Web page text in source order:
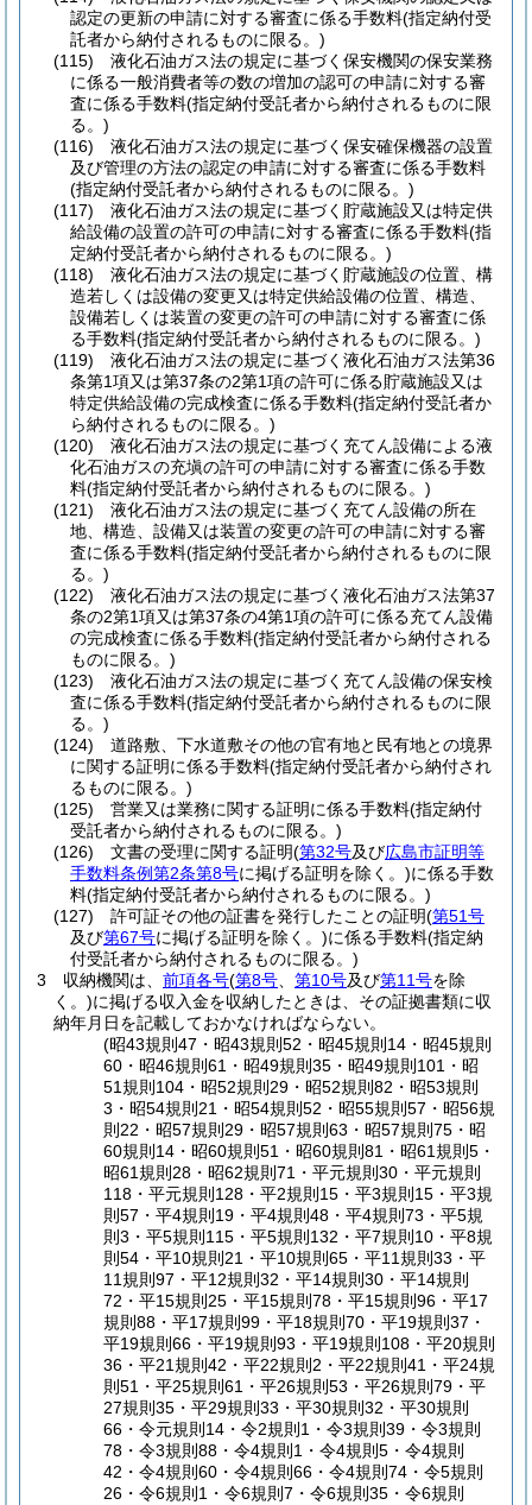
認定の更新の申請に対する審査に係る手数料(指定納付受
託者から納付されるものに限る。)
(115)
液化石油ガス法の規定に基づく保安機関の保安業務
に係る一般消費者等の数の増加の認可の申請に対する審
査に係る手数料(指定納付受託者から納付されるものに限
る。)
(116)
液化石油ガス法の規定に基づく保安確保機器の設置
及び管理の方法の認定の申請に対する審査に係る手数料
(指定納付受託者から納付されるものに限る。)
(117)
液化石油ガス法の規定に基づく貯蔵施設又は特定供
給設備の設置の許可の申請に対する審査に係る手数料(指
定納付受託者から納付されるものに限る。)
(118)
液化石油ガス法の規定に基づく貯蔵施設の位置、構
造若しくは設備の変更又は特定供給設備の位置、構造、
設備若しくは装置の変更の許可の申請に対する審査に係
る手数料(指定納付受託者から納付されるものに限る。)
(119)
液化石油ガス法の規定に基づく液化石油ガス法第36
条第1項又は第37条の2第1項の許可に係る貯蔵施設又は
特定供給設備の完成検査に係る手数料(指定納付受託者か
ら納付されるものに限る。)
(120)
液化石油ガス法の規定に基づく充てん設備による液
化石油ガスの充塡の許可の申請に対する審査に係る手数
料(指定納付受託者から納付されるものに限る。)
(121)
液化石油ガス法の規定に基づく充てん設備の所在
地、構造、設備又は装置の変更の許可の申請に対する審
査に係る手数料(指定納付受託者から納付されるものに限
る。)
(122)
液化石油ガス法の規定に基づく液化石油ガス法第37
条の2第1項又は第37条の4第1項の許可に係る充てん設備
の完成検査に係る手数料(指定納付受託者から納付される
ものに限る。)
(123)
液化石油ガス法の規定に基づく充てん設備の保安検
査に係る手数料(指定納付受託者から納付されるものに限
る。)
(124)
道路敷、下水道敷その他の官有地と民有地との境界
に関する証明に係る手数料(指定納付受託者から納付され
るものに限る。)
(125)
営業又は業務に関する証明に係る手数料(指定納付
受託者から納付されるものに限る。)
(126)
文書の受理に関する証明(第32号及び広島市証明等
手数料条例第2条第8号に掲げる証明を除く。)に係る手数
料(指定納付受託者から納付されるものに限る。)
(127)
許可証その他の証書を発行したことの証明(第51号
及び第67号に掲げる証明を除く。)に係る手数料(指定納
付受託者から納付されるものに限る。)
3
収納機関は、 前項各号(第8号 第10号及び第11号を除
く。)に掲げる収入金を収納したときは、その証拠書類に収
納年月日を記載しておかなければならない。
(昭43規則47・昭43規則52・昭45規則14・昭45規則
60・昭46規則61・昭49規則35・昭49規則101・昭
51規則104・昭52規則29・昭52規則82・昭53規則
3・昭54規則21・昭54規則52・昭55規則57・昭56規
則22・昭57規則29・昭57規則63・昭57規則75・昭
60規則14・昭60規則51・昭60規則81・昭61規則5・
昭61規則28・昭62規則71・平元規則30・平元規則
118・平元規則128・平2規則15・平3規則15・平3規
則57・平4規則19・平4規則48・平4規則73・平5規
則3・平5規則115・平5規則132・平7規則10・平8規
則54・平10規則21・平10規則65・平11規則33・平
11規則97・平12規則32・平14規則30・平14規則
72・平15規則25・平15規則78・平15規則96・平17
規則88・平17規則99・平18規則70・平19規則37・
平19規則66・平19規則93・平19規則108・平20規則
36・平21規則42・平22規則2・平22規則41・平24規
則51・平25規則61・平26規則53・平26規則79・平
27規則35・平29規則33・平30規則32・平30規則
66・令元規則14・令2規則1・令3規則39・令3規則
78・令3規則88・令4規則1・令4規則5・令4規則
42・令4規則60・令4規則66・令4規則74・令5規則
26・令6規則1・令6規則7・令6規則35・令6規則